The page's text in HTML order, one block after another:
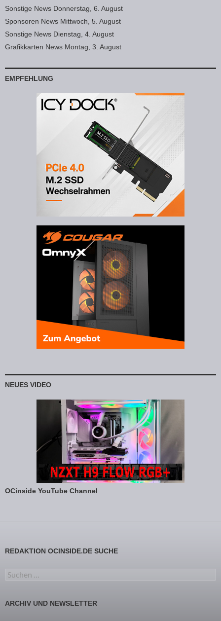
Sonstige News Donnerstag, 6. August
Sponsoren News Mittwoch, 5. August
Sonstige News Dienstag, 4. August
Grafikkarten News Montag, 3. August
EMPFEHLUNG
NEUES VIDEO
OCinside YouTube Channel
REDAKTION OCINSIDE.DE SUCHE
Suchen nach:
ARCHIV UND NEWSLETTER